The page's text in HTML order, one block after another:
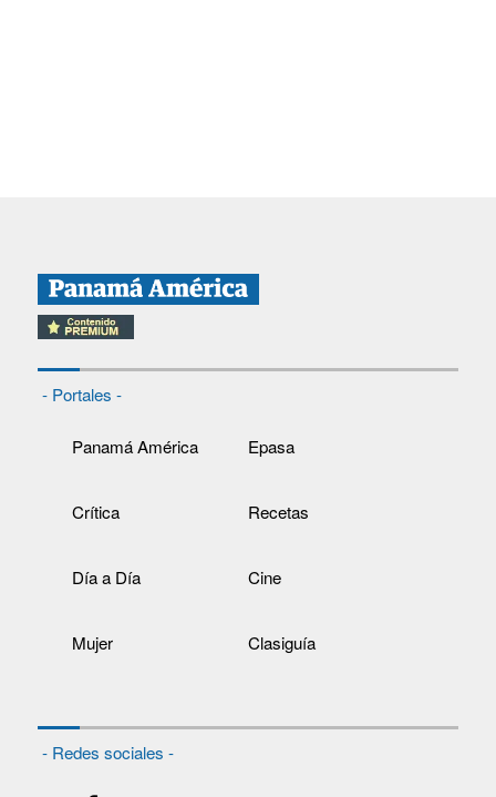
- Portales -
Panamá América Epasa
Crítica Recetas
Día a Día Cine
Mujer Clasiguía
- Redes sociales -